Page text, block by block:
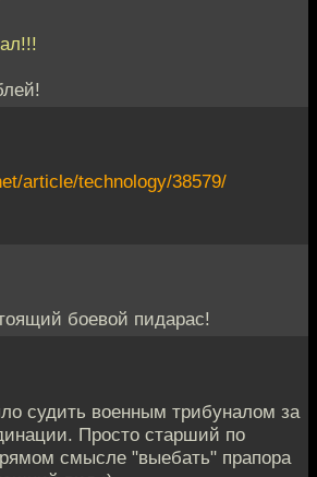
article/technology/38579/
боевой пидарас!
судить военным трибуналом за
Просто старший по
смысле "выебать" прапора